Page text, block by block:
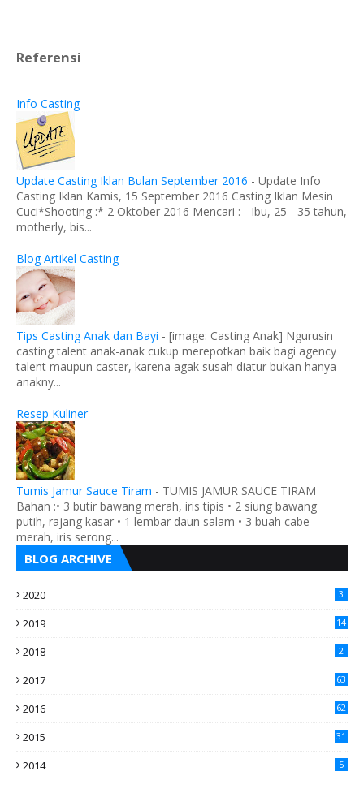
Referensi
Info Casting
Update Casting Iklan Bulan September 2016 - Update Info
Casting Iklan Kamis, 15 September 2016 Casting Iklan Mesin
Cuci*Shooting :* 2 Oktober 2016 Mencari : - Ibu, 25 - 35 tahun,
motherly, bis...
Blog Artikel Casting
Tips Casting Anak dan Bayi - [image: Casting Anak] Ngurusin
casting talent anak-anak cukup merepotkan baik bagi agency
talent maupun caster, karena agak susah diatur bukan hanya
anakny...
Resep Kuliner
Tumis Jamur Sauce Tiram - TUMIS JAMUR SAUCE TIRAM
Bahan :• 3 butir bawang merah, iris tipis • 2 siung bawang
putih, rajang kasar • 1 lembar daun salam • 3 buah cabe
merah, iris serong...
BLOG ARCHIVE
2020 3
2019 14
2018 2
2017 63
2016
62
2015
31
2014 5